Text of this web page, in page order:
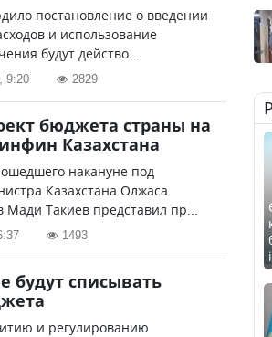
постановление о введении
и использование
будут действо...
9:20 2829
бюджета страны на
Казахстана
накануне под
Казахстана Олжаса
Такиев представил пр...
1493
будут списывать
и регулированию